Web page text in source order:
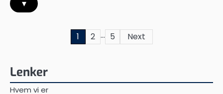
▾
1 2 … 5 Next
Lenker
Hvem vi er